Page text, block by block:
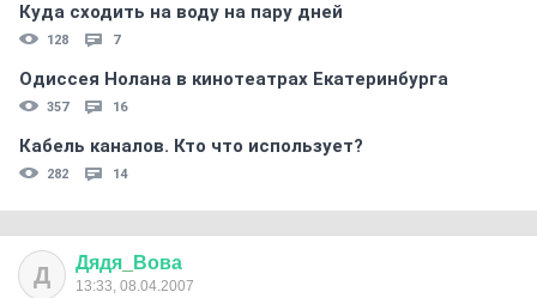
Куда сходить на воду на пару дней
128 7
Одиссея Нолана в кинотеатрах Екатеринбурга
357 16
Кабель каналов. Кто что использует?
282 14
Д Дядя Вова
13:33, 08.04.2007